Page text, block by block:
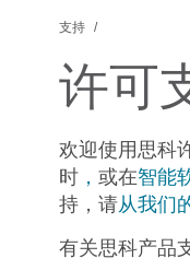
支持
许可
欢迎使用思科
时 ， 或在智能
持，请从我们
有关思科产品